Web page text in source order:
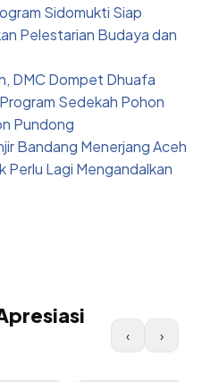
Sidomukti Siap
Pelestarian Budaya dan
DMC Dompet Dhuafa
Sedekah Pohon
Pundong
Bandang Menerjang Aceh
Perlu Lagi Mengandalkan
‹ ›